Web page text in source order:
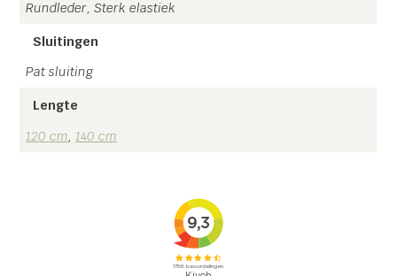
Rundleder, Sterk elastiek
Sluitingen
Pat sluiting
Lengte
120 cm,140 cm